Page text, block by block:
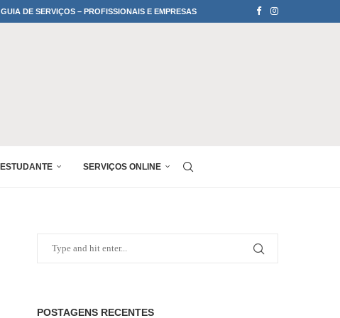
GUIA DE SERVIÇOS – PROFISSIONAIS E EMPRESAS
ESTUDANTE SERVIÇOS ONLINE
POSTAGENS RECENTES